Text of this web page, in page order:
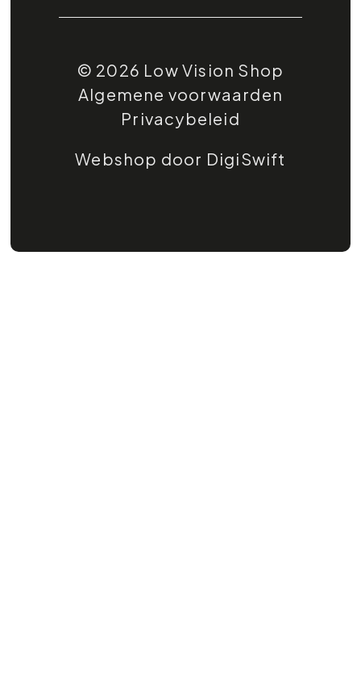
© 2026 Low Vision Shop
Algemene voorwaarden
Privacybeleid
Webshop door DigiSwift